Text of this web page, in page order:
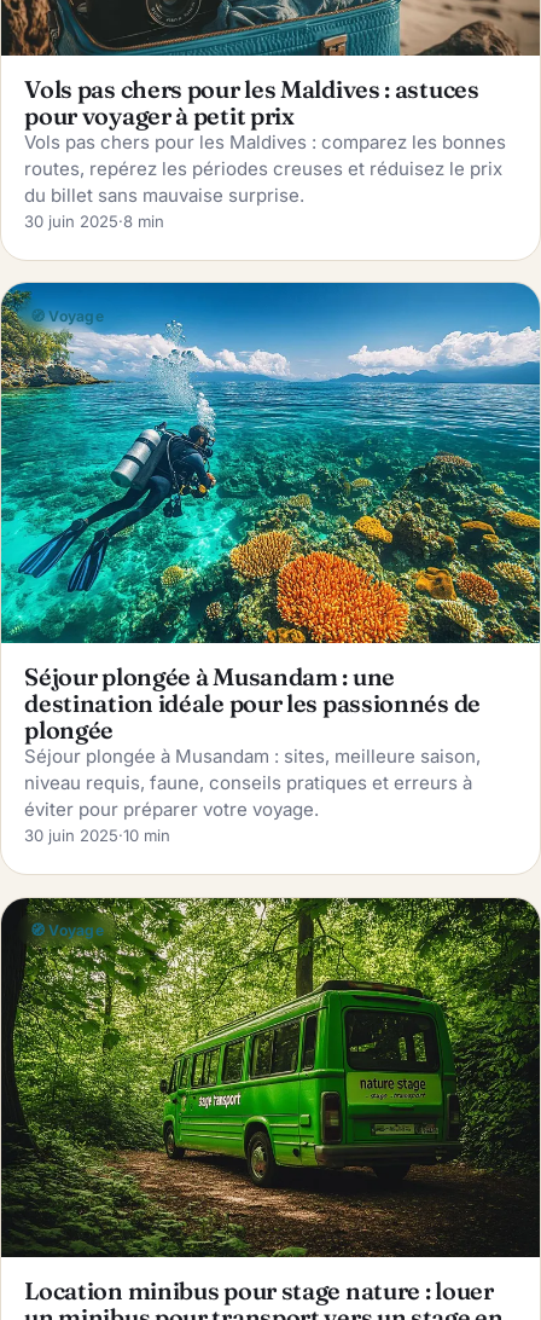
Vols pas chers pour les Maldives : astuces
pour voyager à petit prix
Vols pas chers pour les Maldives : comparez les bonnes
routes, repérez les périodes creuses et réduisez le prix
du billet sans mauvaise surprise.
30 juin 2025·8 min
🧭 Voyage
Séjour plongée à Musandam : une
destination idéale pour les passionnés de
plongée
Séjour plongée à Musandam : sites, meilleure saison,
niveau requis, faune, conseils pratiques et erreurs à
éviter pour préparer votre voyage.
30 juin 2025·10 min
🧭 Voyage
Location minibus pour stage nature : louer